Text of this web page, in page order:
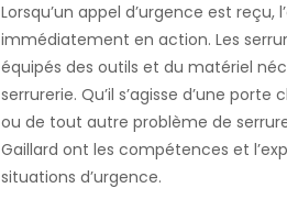
Lorsqu’un appel d’urgence est
immédiatement en action. Les
équipés des outils et du matériel
serrurerie. Qu’il s’agisse d’une
ou de tout autre problème de
Gaillard ont les compétences et
situations d’urgence.